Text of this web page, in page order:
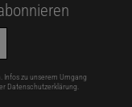
Infos zu unserem Umgang
Datenschutzerklärung.